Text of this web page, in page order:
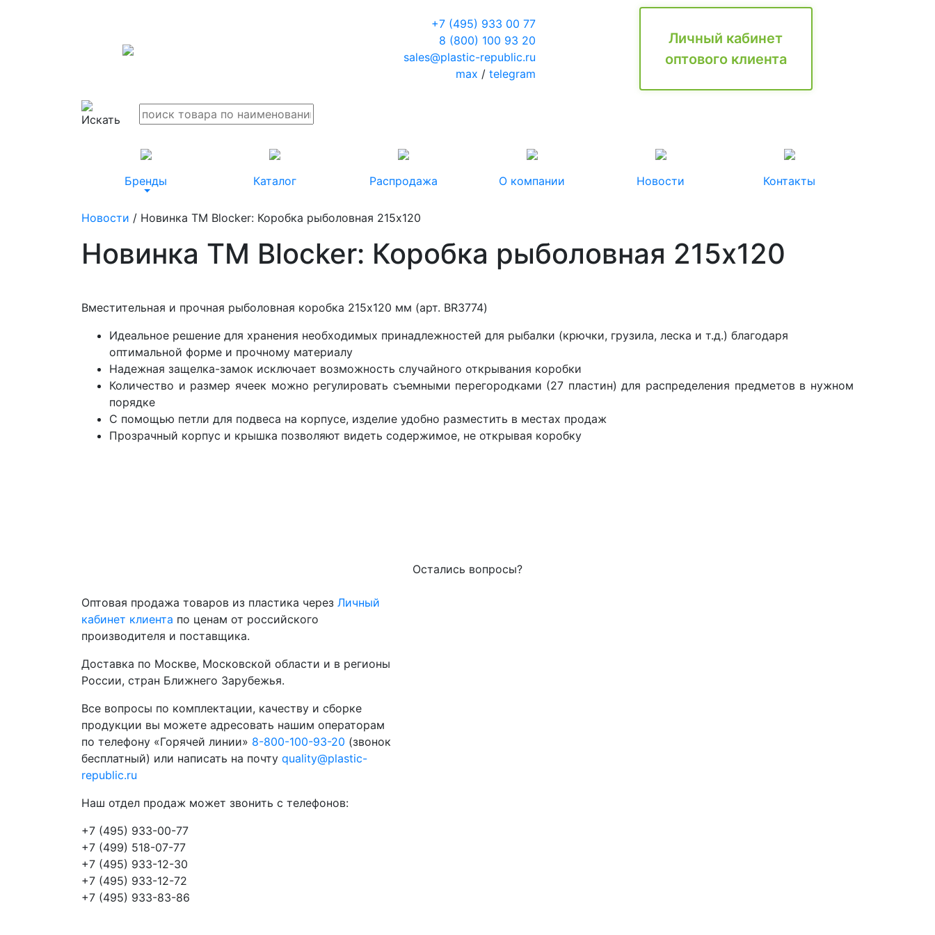
+7 (495) 933 00 77
8 (800) 100 93 20
sales@plastic-republic.ru
max / telegram
Личный кабинет
оптового клиента
Бренды Каталог Распродажа О компании Новости Контакты
Новости / Новинка ТМ Blocker: Коробка рыболовная 215x120
Новинка ТМ Blocker: Коробка рыболовная 215x120
Вместительная и прочная рыболовная коробка 215х120 мм (арт. BR3774)
Идеальное решение для хранения необходимых принадлежностей для рыбалки (крючки, грузила, леска и т.д.) благодаря
оптимальной форме и прочному материалу
Надежная защелка-замок исключает возможность случайного открывания коробки
Количество и размер ячеек можно регулировать съемными перегородками (27 пластин) для распределения предметов в нужном
порядке
С помощью петли для подвеса на корпусе, изделие удобно разместить в местах продаж
Прозрачный корпус и крышка позволяют видеть содержимое, не открывая коробку
Остались вопросы?
Оптовая продажа товаров из пластика через Личный
кабинет клиента по ценам от российского
производителя и поставщика.
Доставка по Москве, Московской области и в регионы
России, стран Ближнего Зарубежья.
Все вопросы по комплектации, качеству и сборке
продукции вы можете адресовать нашим операторам
по телефону «Горячей линии» 8-800-100-93-20 (звонок
бесплатный) или написать на почту quality@plastic-
republic.ru
Наш отдел продаж может звонить с телефонов:
+7 (495) 933-00-77
+7 (499) 518-07-77
+7 (495) 933-12-30
+7 (495) 933-12-72
+7 (495) 933-83-86